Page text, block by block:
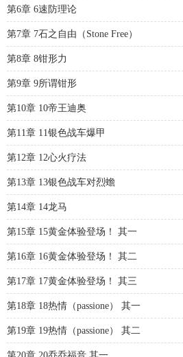
第6章 6速防理论
第7章 7石之自由（Stone Free）
第8章 8钳形力
第9章 9所谓钳形
第10章 10帝王迪奥
第11章 11银色战车爆甲
第12章 12心火疗法
第13章 13银色战车对烈蟾
第14章 14龙马
第15章 15黄金体验登场！ 其一
第16章 16黄金体验登场！ 其二
第17章 17黄金体验登场！ 其三
第18章 18热情（passione） 其一
第19章 19热情（passione） 其二